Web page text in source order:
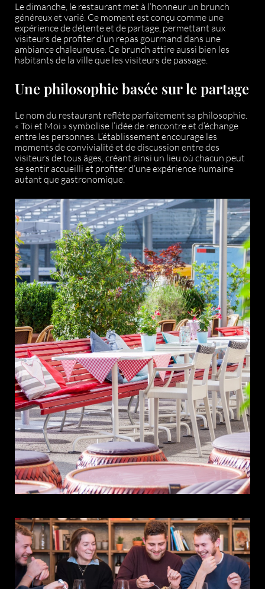
Le dimanche, le restaurant met à l’honneur un brunch
généreux et varié. Ce moment est conçu comme une
expérience de détente et de partage, permettant aux
visiteurs de profiter d’un repas gourmand dans une
ambiance chaleureuse. Ce brunch attire aussi bien les
habitants de la ville que les visiteurs de passage.
Une philosophie basée sur le partage
Le nom du restaurant reflète parfaitement sa philosophie.
« Toi et Moi » symbolise l’idée de rencontre et d’échange
entre les personnes. L’établissement encourage les
moments de convivialité et de discussion entre des
visiteurs de tous âges, créant ainsi un lieu où chacun peut
se sentir accueilli et profiter d’une expérience humaine
autant que gastronomique.